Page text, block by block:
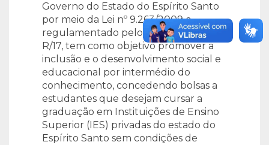
Governo do Estado do Espírito Santo
por meio da Lei nº 9.263/2009 e
regulamentado pelo Decreto nº 4181-
R/17, tem como objetivo promover a
inclusão e o desenvolvimento social e
educacional por intermédio do
conhecimento, concedendo bolsas a
estudantes que desejam cursar a
graduação em Instituições de Ensino
Superior (IES) privadas do estado do
Espírito Santo sem condições de